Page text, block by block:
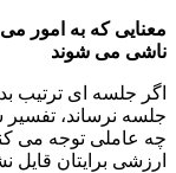
معنایی که به امور
ناشی می شوند
اگر جلسه ای ترتیب
جلسه نرساند، تفسیر
چه عاملی توجه می
ارزشی برایتان قایل